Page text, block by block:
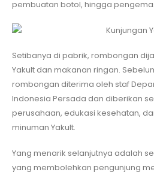
pembuatan botol, hingga
Setibanya di pabrik, rombongan
Yakult dan makanan ringan.
rombongan diterima oleh staf
Indonesia Persada dan diberikan
perusahaan, edukasi kesehatan,
minuman Yakult.
Yang menarik selanjutnya adalah
yang membolehkan pengunjung